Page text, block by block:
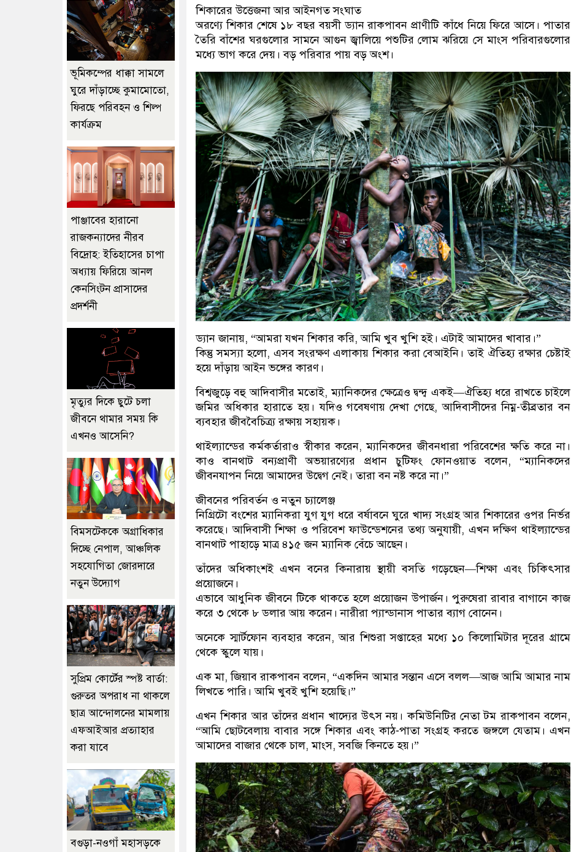
শিকারের উত্তেজনা আর আইনগত সংঘাত
অরণ্যে শিকার শেষে ১৮ বছর বয়সী ড্যান রাকপাবন প্রাণীটি কাঁধে নিয়ে ফিরে আসে। পাতার
তৈরি বাঁশের ঘরগুলোর সামনে আগুন জ্বালিয়ে পশুটির লোম ঝরিয়ে সে মাংস পরিবারগুলোর
মধ্যে ভাগ করে দেয়। বড় পরিবার পায় বড় অংশ।
ড্যান জানায়, “আমরা যখন শিকার করি, আমি খুব খুশি হই। এটাই আমাদের খাবার।”
কিন্তু সমস্যা হলো, এসব সংরক্ষণ এলাকায় শিকার করা বেআইনি। তাই ঐতিহ্য রক্ষার চেষ্টাই
হয়ে দাঁড়ায় আইন ভঙ্গের কারণ।
বিশ্বজুড়ে বহু আদিবাসীর মতোই, ম্যানিকদের ক্ষেত্রেও দ্বন্দ্ব একই—ঐতিহ্য ধরে রাখতে চাইলে
জমির অধিকার হারাতে হয়। যদিও গবেষণায় দেখা গেছে, আদিবাসীদের নিম্ন-তীব্রতার বন
ব্যবহার জীববৈচিত্র্য রক্ষায় সহায়ক।
থাইল্যান্ডের কর্মকর্তারাও স্বীকার করেন, ম্যানিকদের জীবনধারা পরিবেশের ক্ষতি করে না।
কাও বানথাট বন্যপ্রাণী অভয়ারণ্যের প্রধান চুটিফং ফোনওয়াত বলেন, “ম্যানিকদের
জীবনযাপন নিয়ে আমাদের উদ্বেগ নেই। তারা বন নষ্ট করে না।”
জীবনের পরিবর্তন ও নতুন চ্যালেঞ্জ
নিগ্রিটো বংশের ম্যানিকরা যুগ যুগ ধরে বর্ষাবনে ঘুরে খাদ্য সংগ্রহ আর শিকারের ওপর নির্ভর
করেছে। আদিবাসী শিক্ষা ও পরিবেশ ফাউন্ডেশনের তথ্য অনুযায়ী, এখন দক্ষিণ থাইল্যান্ডের
বানথাট পাহাড়ে মাত্র ৪১৫ জন ম্যানিক বেঁচে আছেন।
তাঁদের অধিকাংশই এখন বনের কিনারায় স্থায়ী বসতি গড়েছেন—শিক্ষা এবং চিকিৎসার
প্রয়োজনে।
এভাবে আধুনিক জীবনে টিকে থাকতে হলে প্রয়োজন উপার্জন। পুরুষেরা রাবার বাগানে কাজ
করে ৩ থেকে ৮ ডলার আয় করেন। নারীরা প্যান্ডানাস পাতার ব্যাগ বোনেন।
অনেকে স্মার্টফোন ব্যবহার করেন, আর শিশুরা সপ্তাহের মধ্যে ১০ কিলোমিটার দূরের গ্রামে
থেকে স্কুলে যায়।
এক মা, জিয়াব রাকপাবন বলেন, “একদিন আমার সন্তান এসে বলল—আজ আমি আমার নাম
লিখতে পারি। আমি খুবই খুশি হয়েছি।”
এখন শিকার আর তাঁদের প্রধান খাদ্যের উৎস নয়। কমিউনিটির নেতা টম রাকপাবন বলেন,
“আমি ছোটবেলায় বাবার সঙ্গে শিকার এবং কাঠ-পাতা সংগ্রহ করতে জঙ্গলে যেতাম। এখন
আমাদের বাজার থেকে চাল, মাংস, সবজি কিনতে হয়।”
ভূমিকম্পের ধাক্কা সামলে
ঘুরে দাঁড়াচ্ছে কুমামোতো,
ফিরছে পরিবহন ও শিল্প
কার্যক্রম
পাঞ্জাবের হারানো
রাজকন্যাদের নীরব
বিদ্রোহ: ইতিহাসের চাপা
অধ্যায় ফিরিয়ে আনল
কেনসিংটন প্রাসাদের
প্রদর্শনী
মৃত্যুর দিকে ছুটে চলা
জীবনে থামার সময় কি
এখনও আসেনি?
বিমসটেককে অগ্রাধিকার
দিচ্ছে নেপাল, আঞ্চলিক
সহযোগিতা জোরদারে
নতুন উদ্যোগ
সুপ্রিম কোর্টের স্পষ্ট বার্তা:
গুরুতর অপরাধ না থাকলে
ছাত্র আন্দোলনের মামলায়
এফআইআর প্রত্যাহার
করা যাবে
বগুড়া-নওগাঁ মহাসড়কে